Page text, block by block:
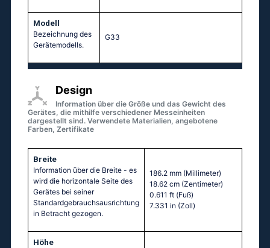
Modell
Bezeichnung des
Gerätemodells.
G33
Design
Information über die Größe und das Gewicht des
Gerätes, die mithilfe verschiedener Messeinheiten
dargestellt sind. Verwendete Materialien, angebotene
Farben, Zertifikate
Breite
Information über die Breite - es
wird die horizontale Seite des
Gerätes bei seiner
Standardgebrauchsausrichtung
in Betracht gezogen.
186.2 mm (Millimeter)
18.62 cm (Zentimeter)
0.611 ft (Fuß)
7.331 in (Zoll)
Höhe